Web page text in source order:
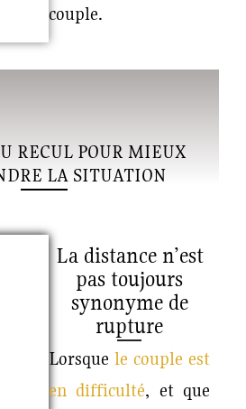
couple.
RECUL POUR MIEUX
LA SITUATION
La distance n’est
pas toujours
synonyme de
rupture
Lorsquele couple est
en difficulté, et que